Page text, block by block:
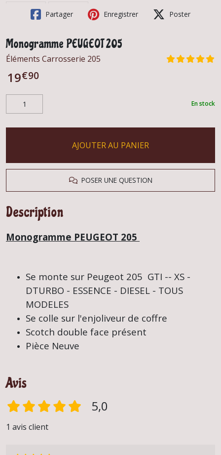
Partager Enregistrer Poster
Monogramme PEUGEOT 205
Éléments Carrosserie 205
19€90
En stock
AJOUTER AU PANIER
POSER UNE QUESTION
Description
Monogramme PEUGEOT 205
Se monte sur Peugeot 205 GTI -- XS -
DTURBO - ESSENCE - DIESEL - TOUS
MODELES
Se colle sur l'enjoliveur de coffre
Scotch double face présent
Pièce Neuve
Avis
5,0
1 avis client